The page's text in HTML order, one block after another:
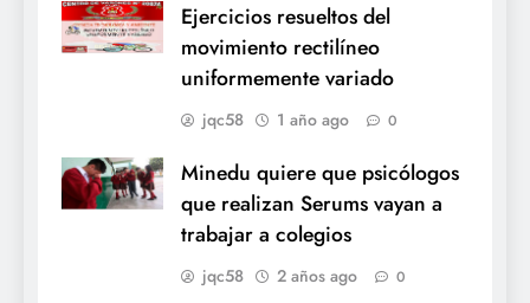
Ejercicios resueltos del
movimiento rectilíneo
uniformemente variado
jqc58 1 año ago 0
Minedu quiere que psicólogos
que realizan Serums vayan a
trabajar a colegios
jqc58 2 años ago 0